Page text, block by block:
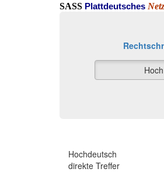
SASS Plattdeutsches
Hochdeutsch
direkte Treffer